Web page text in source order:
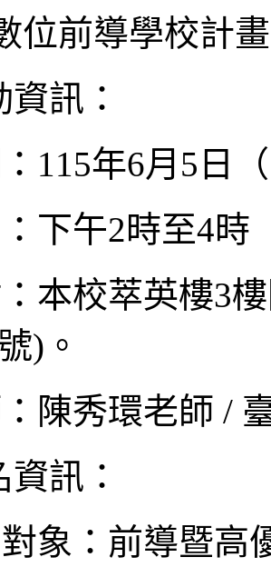
位前導學校計
訊：
115年6月5日
下午2時至4時
本校萃英樓3
)。
陳秀環老師 /
訊：
象：前導暨高